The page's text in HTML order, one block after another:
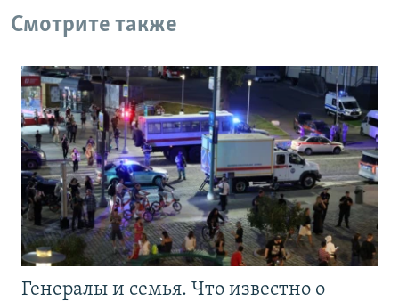
Смотрите также
Генералы и семья. Что известно о